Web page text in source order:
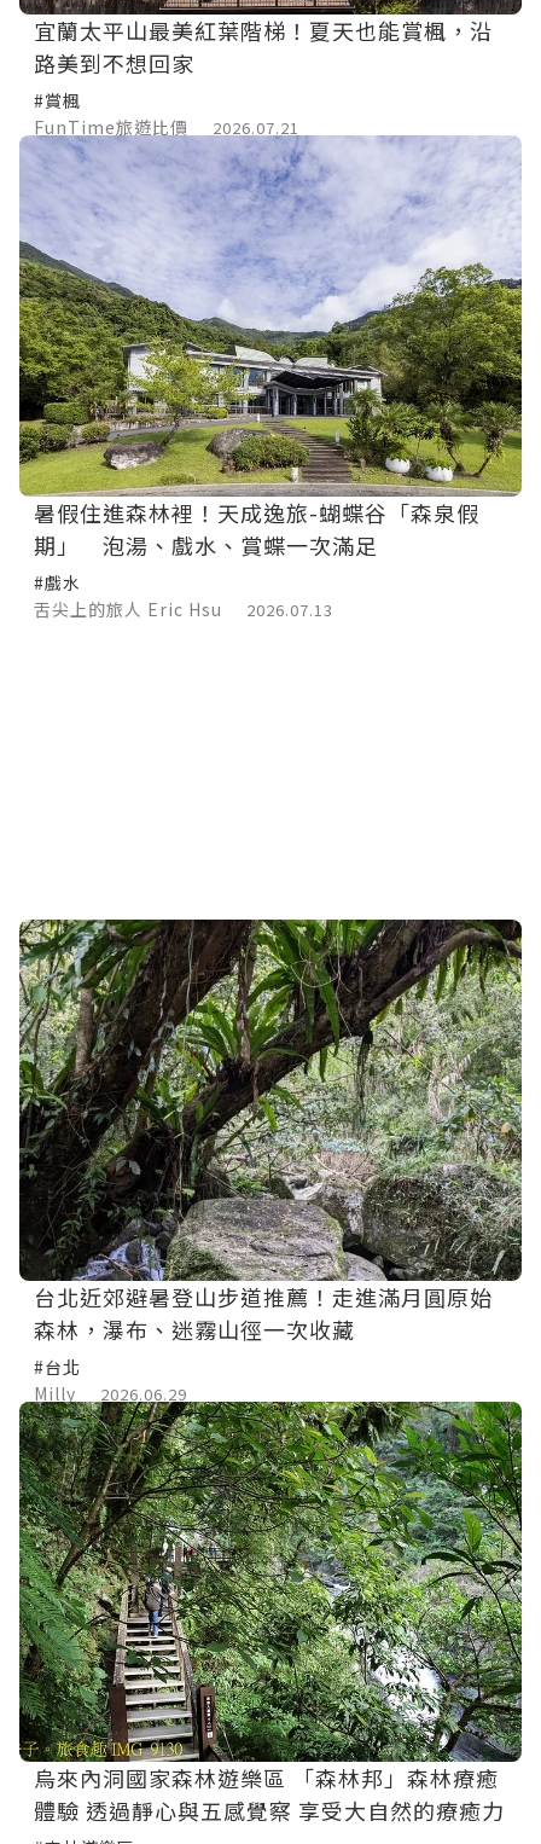
宜蘭太平山最美紅葉階梯！夏天也能賞楓，沿
路美到不想回家
#賞楓
FunTime旅遊比價
2026.07.21
暑假住進森林裡！天成逸旅-蝴蝶谷「森泉假
期」 泡湯、戲水、賞蝶一次滿足
#戲水
舌尖上的旅人 Eric Hsu
2026.07.13
台北近郊避暑登山步道推薦！走進滿月圓原始
森林，瀑布、迷霧山徑一次收藏
#台北
Milly
2026.06.29
烏來內洞國家森林遊樂區 「森林邦」森林療癒
體驗 透過靜心與五感覺察 享受大自然的療癒力